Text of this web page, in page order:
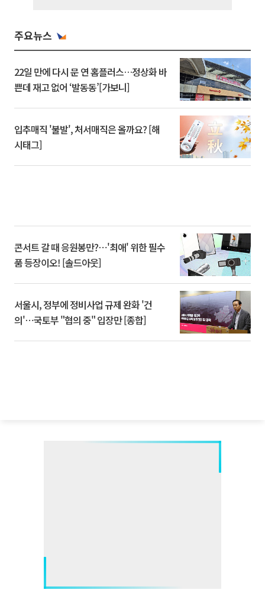
주요뉴스
22일 만에 다시 문 연 홈플러스…정상화 바
쁜데 재고 없어 ‘발동동’[가보니]
입추매직 '불발', 처서매직은 올까요? [해
시태그]
콘서트 갈 때 응원봉만?⋯'최애' 위한 필수
품 등장이오! [솔드아웃]
서울시, 정부에 정비사업 규제 완화 '건
의'⋯국토부 "협의 중" 입장만 [종합]